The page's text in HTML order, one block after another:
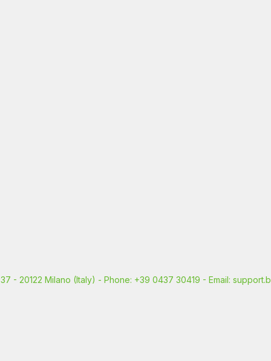
- 20122 Milano (Italy) - Phone: +39 0437 30419 - Email: